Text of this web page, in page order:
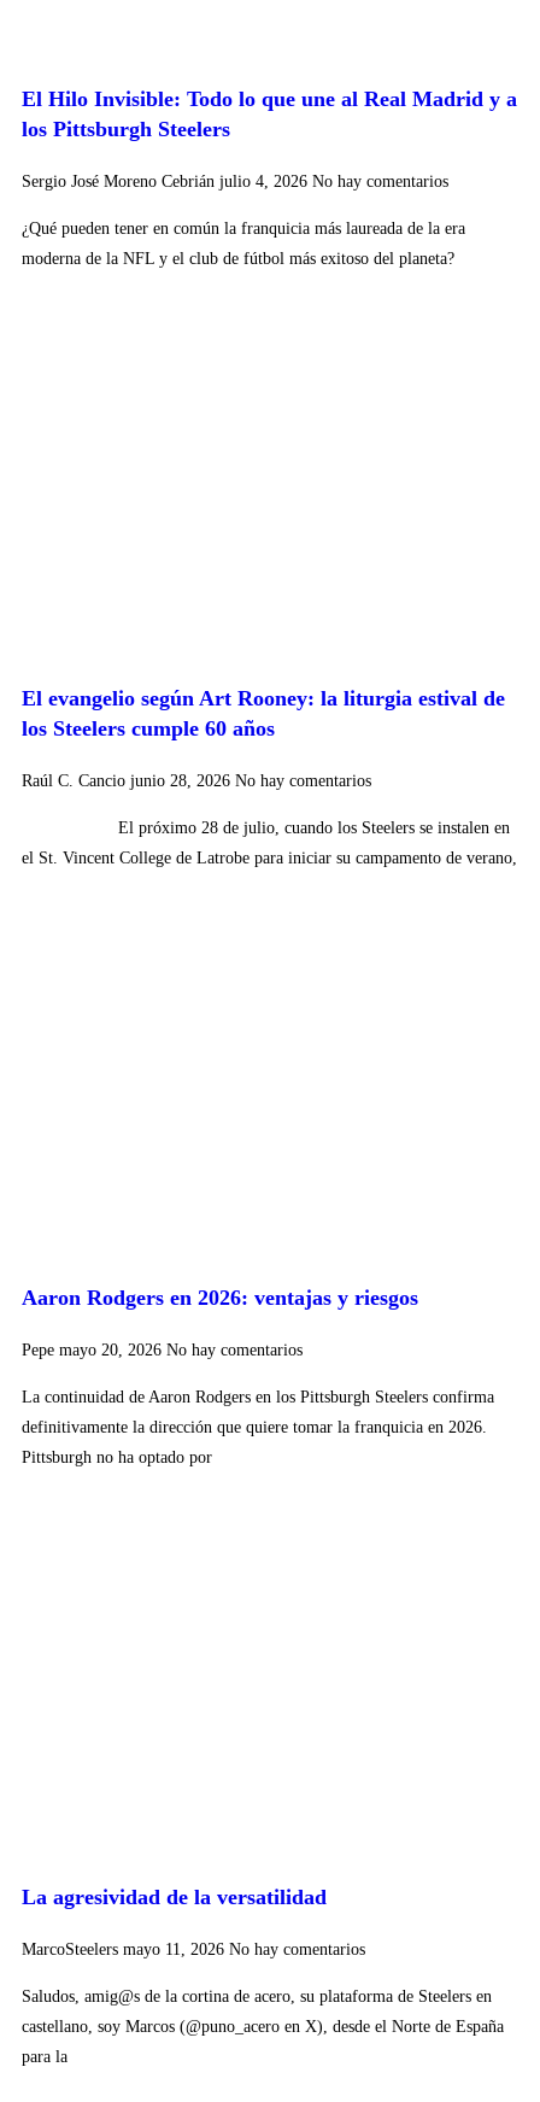
El Hilo Invisible: Todo lo que une al Real Madrid y a
los Pittsburgh Steelers
Sergio José Moreno Cebrián julio 4, 2026 No hay comentarios
¿Qué pueden tener en común la franquicia más laureada de la era
moderna de la NFL y el club de fútbol más exitoso del planeta?
El evangelio según Art Rooney: la liturgia estival de
los Steelers cumple 60 años
Raúl C. Cancio junio 28, 2026 No hay comentarios
El próximo 28 de julio, cuando los Steelers se instalen en
el St. Vincent College de Latrobe para iniciar su campamento de verano,
Aaron Rodgers en 2026: ventajas y riesgos
Pepe mayo 20, 2026 No hay comentarios
La continuidad de Aaron Rodgers en los Pittsburgh Steelers confirma
definitivamente la dirección que quiere tomar la franquicia en 2026.
Pittsburgh no ha optado por
La agresividad de la versatilidad
MarcoSteelers mayo 11, 2026 No hay comentarios
Saludos, amig@s de la cortina de acero, su plataforma de Steelers en
castellano, soy Marcos (@puno_acero en X), desde el Norte de España
para la